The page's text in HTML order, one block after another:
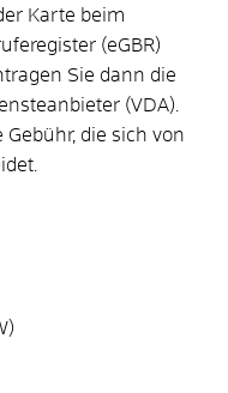
Karte beim
(eGBR)
Sie dann die
(VDA).
die sich von